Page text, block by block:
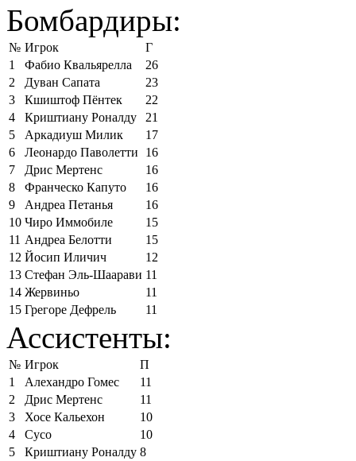
Бомбардиры:
№ Игрок
Г
1
Фабио Квальярелла
26
2
Дуван Сапата
23
3
Кшиштоф Пёнтек
22
4
Криштиану Роналду
21
5
Аркадиуш Милик
17
6
Леонардо Паволетти
16
7
Дрис Мертенс
16
8
Франческо Капуто
16
9
Андреа Петанья
16
10 Чиро Иммобиле
15
11 Андреа Белотти
15
12 Йосип Иличич
12
13 Стефан Эль-Шаарави 11
14 Жервиньо
11
15 Грегоре Дефрель 11
Ассистенты:
№ Игрок
П
1
Алехандро Гомес
11
2
Дрис Мертенс
11
3
Хосе Кальехон
10
4
Сусо
10
5
Криштиану Роналду 8